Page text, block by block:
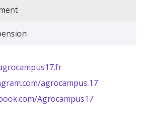
agrocampus.17
Agrocampus17